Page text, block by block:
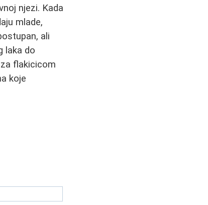
njezi. Kada
mlade,
ali
laka do
flakicicom
koje